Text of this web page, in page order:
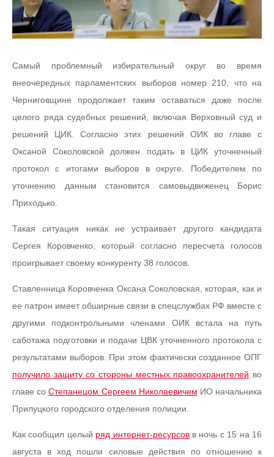
Самый проблемный избирательный округ во время
внеочередных парламентских выборов номер 210, что на
Черниговщине продолжает таким оставаться даже после
целого ряда судебных решений, включая Верховный суд и
решений ЦИК. Согласно этих решений ОИК во главе с
Оксаной Соколовской должен подать в ЦИК уточненный
протокол с итогами выборов в округе. Победителем по
уточнению данным становится самовыдвиженец Борис
Приходько.
Такая ситуация никак не устраивает другого кандидата
Сергея Коровченко, который согласно пересчета голосов
проигрывает своему конкуренту 38 голосов.
Ставленница Коровченка Оксана Соколовская, которая, как и
ее патрон имеет обширные связи в спецслужбах РФ вместе с
другими подконтрольными членами ОИК встала на путь
саботажа подготовки и подачи ЦВК уточненного протокола с
результатами выборов. При этом фактически созданное ОПГ
получило защиту со стороны местных правоохранителей во
главе соСтепанецом Сергеем Николаевичем ИО начальника
Прилуцкого городского отделения полиции.
Как сообщил целый ряд интернет-ресурсовв ночь с 15 на 16
августа в ход пошли силовые действия по отношению к